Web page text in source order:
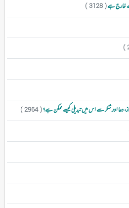
سے خارج ہے( 3128 )
دعا اور شکر سے اس میں تبدیلی کیسے ممکن ہے؟( 2964 )